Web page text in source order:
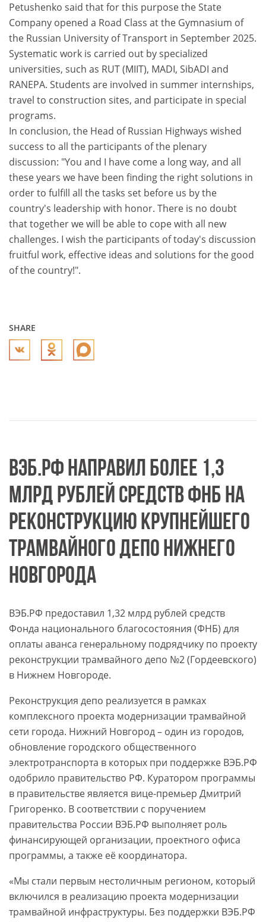
Petushenko said that for this purpose the State
Company opened a Road Class at the Gymnasium of
the Russian University of Transport in September 2025.
Systematic work is carried out by specialized
universities, such as RUT (MIIT), MADI, SibADI and
RANEPA. Students are involved in summer internships,
travel to construction sites, and participate in special
programs.
In conclusion, the Head of Russian Highways wished
success to all the participants of the plenary
discussion: "You and I have come a long way, and all
these years we have been finding the right solutions in
order to fulfill all the tasks set before us by the
country's leadership with honor. There is no doubt
that together we will be able to cope with all new
challenges. I wish the participants of today's discussion
fruitful work, effective ideas and solutions for the good
of the country!".
SHARE
ВЭБ.РФ НАПРАВИЛ БОЛЕЕ 1,3
МЛРД РУБЛЕЙ СРЕДСТВ ФНБ НА
РЕКОНСТРУКЦИЮ КРУПНЕЙШЕГО
ТРАМВАЙНОГО ДЕПО НИЖНЕГО
НОВГОРОДА
ВЭБ.РФ предоставил 1,32 млрд рублей средств
Фонда национального благосостояния (ФНБ) для
оплаты аванса генеральному подрядчику по проекту
реконструкции трамвайного депо №2 (Гордеевского)
в Нижнем Новгороде.
Реконструкция депо реализуется в рамках
комплексного проекта модернизации трамвайной
сети города. Нижний Новгород – один из городов,
обновление городского общественного
электротранспорта в которых при поддержке ВЭБ.РФ
одобрило правительство РФ. Куратором программы
в правительстве является вице-премьер Дмитрий
Григоренко. В соответствии с поручением
правительства России ВЭБ.РФ выполняет роль
финансирующей организации, проектного офиса
программы, а также её координатора.
«Мы стали первым нестоличным регионом, который
включился в реализацию проекта модернизации
трамвайной инфраструктуры. Без поддержки ВЭБ.РФ